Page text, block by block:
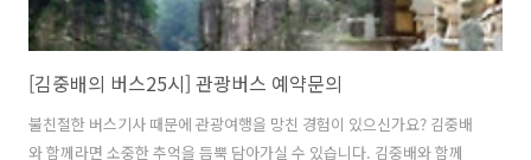
[김중배의 버스25시] 관광버스 예약문의
불친절한 버스기사 때문에 관광여행을 망친 경험이 있으신가요? 김중배
와 함께라면 소중한 추억을 듬뿍 담아가실 수 있습니다. 김중배와 함께